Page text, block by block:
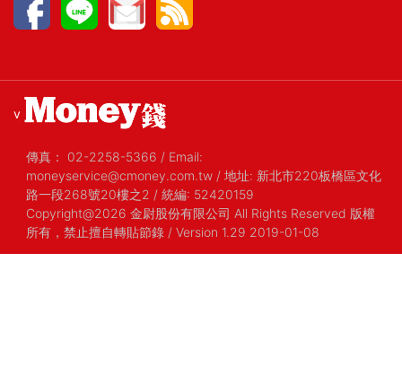
v
傳真： 02-2258-5366 / Email:
moneyservice@cmoney.com.tw / 地址: 新北市220板橋區文化
路一段268號20樓之2 / 統編: 52420159
Copyright@2026 金尉股份有限公司 All Rights Reserved 版權
所有，禁止擅自轉貼節錄 / Version 1.29 2019-01-08